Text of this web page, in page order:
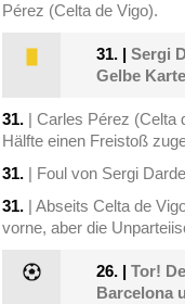
Pérez (Celta de Vigo).
31. |Sergi
Gelbe
31. | Carles Pérez (Celta
Hälfte einen Freistoß
31. | Foul von Sergi
31. | Abseits Celta de
vorne, aber die
26. |Tor!
Barcelona